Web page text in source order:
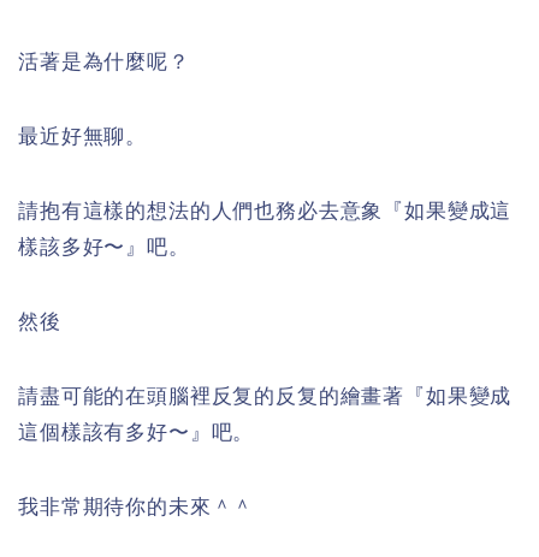
活著是為什麼呢？
最近好無聊。
請抱有這樣的想法的人們也務必去意象『如果變成這
樣該多好〜』吧。
然後
請盡可能的在頭腦裡反复的反复的繪畫著『如果變成
這個樣該有多好〜』吧。
我非常期待你的未來＾＾